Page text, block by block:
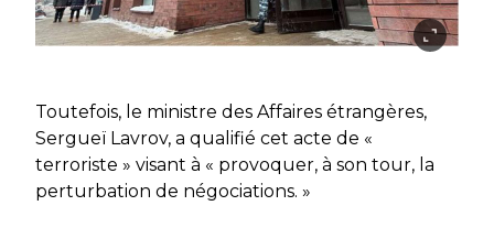
Toutefois, le ministre des Affaires étrangères,
Sergueï Lavrov, a qualifié cet acte de «
terroriste » visant à « provoquer, à son tour, la
perturbation de négociations. »